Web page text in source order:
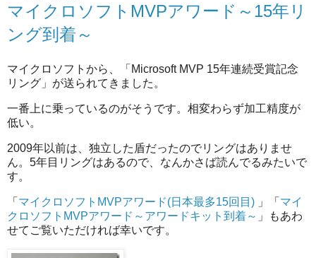
マイクロソフトMVPアワード～15年リ
ング到着～
マイクロソフトから、「Microsoft MVP 15年連続受賞記念
リング」が送られてきました。
一番上に乗っているのがそうです。相変わらず加工精度が
低い。
2009年以前は、独立した盾だったのでリングはありませ
ん。5年目リングはあるので、なんかさば読んでるみたいで
す。
「 マイクロソフトMVPアワード(日本最多15回目) 」「 マイ
クロソフトMVPアワード～アワードキット到着～ 」もあわ
せてご覧いただければ幸いです。